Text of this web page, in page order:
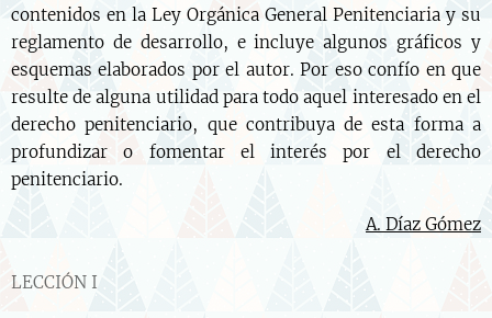
contenidos en la Ley Orgánica General Penitenciaria y su
reglamento de desarrollo, e incluye algunos gráficos y
esquemas elaborados por el autor. Por eso confío en que
resulte de alguna utilidad para todo aquel interesado en el
derecho penitenciario, que contribuya de esta forma a
profundizar o fomentar el interés por el derecho
penitenciario.
A. Díaz Gómez
LECCIÓN I